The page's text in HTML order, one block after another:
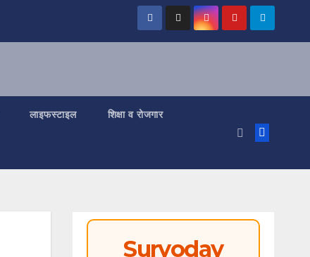
लाइफस्टाइल शिक्षा व रोजगार
Suryoday